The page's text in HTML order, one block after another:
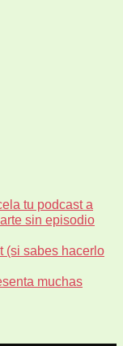
tu podcast a
sin episodio
(si sabes hacerlo
muchas